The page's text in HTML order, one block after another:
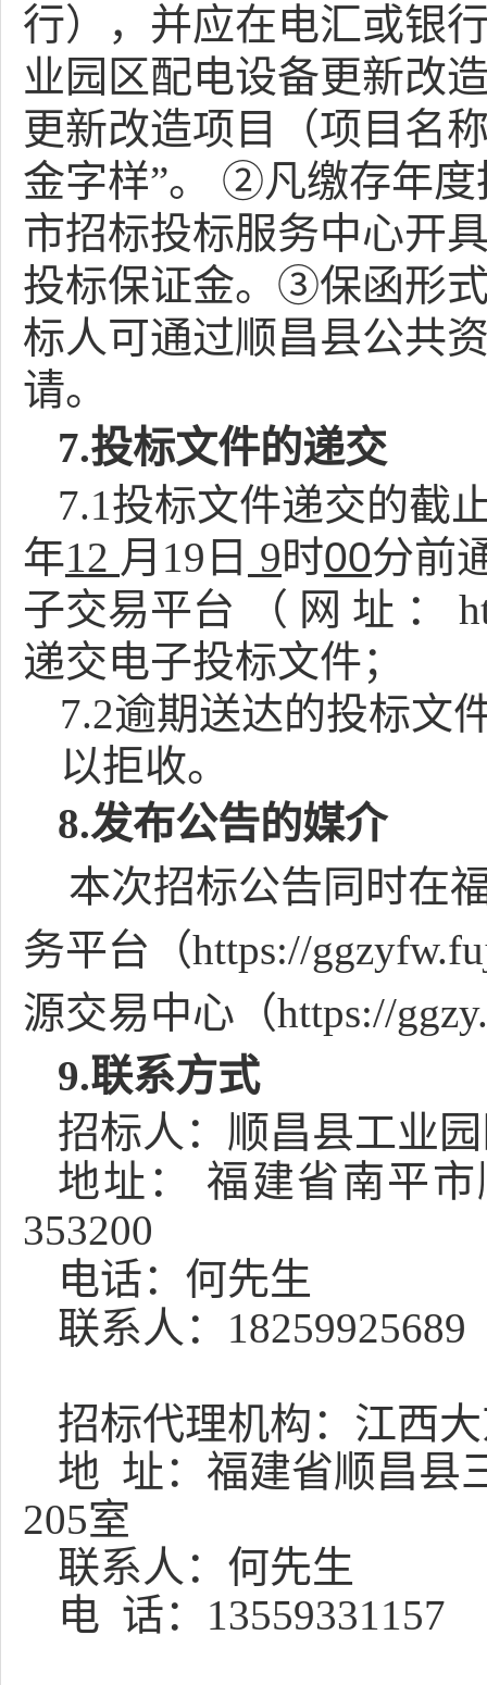
行）
，并应在电汇或银
业园区配电设备更新改
更新改造项目
（项目名
金字样”。
②凡缴存年度
市招标投标服务中心开
投标保证金。③保函形
标人可通过顺昌县公共
请。
7.投标文件的递交
7.1投标文件递交的截
年12 月 19 日 9时00分前
子交易平台
（ 网 址 ：
递交电子投标文件；
7.2逾期送达的投标文
以拒收。
8.发布公告的媒介
本次招标公告同时在
务平台（https://
源交易中心（https://
9.联系方式
招标人： 顺昌县工业
地址：
福建省南平
353200
电话： 何先生
联系人： 18259925689
招标代理机构： 江西
地 址： 福建省顺昌县
205室
联系人：何先生
电 话： 13559331157